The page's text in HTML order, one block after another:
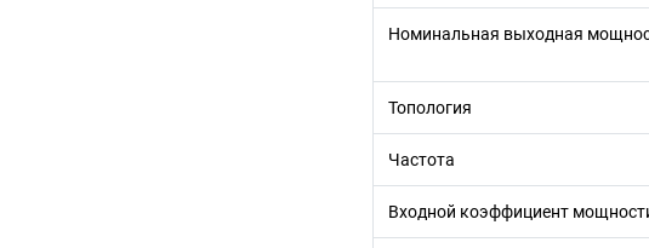
Номинальная выходная
Топология
Частота
Входной коэффициент